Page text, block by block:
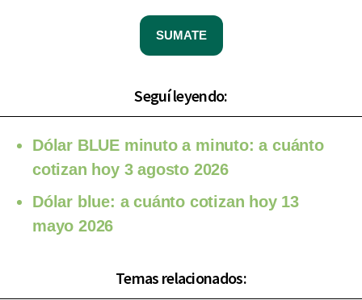
SUMATE
Seguí leyendo:
Dólar BLUE minuto a minuto: a cuánto
cotizan hoy 3 agosto 2026
Dólar blue: a cuánto cotizan hoy 13
mayo 2026
Temas relacionados: